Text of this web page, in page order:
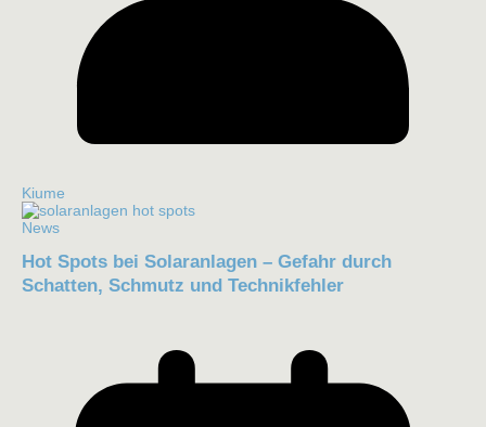
Kiume
News
Hot Spots bei Solaranlagen – Gefahr durch
Schatten, Schmutz und Technikfehler